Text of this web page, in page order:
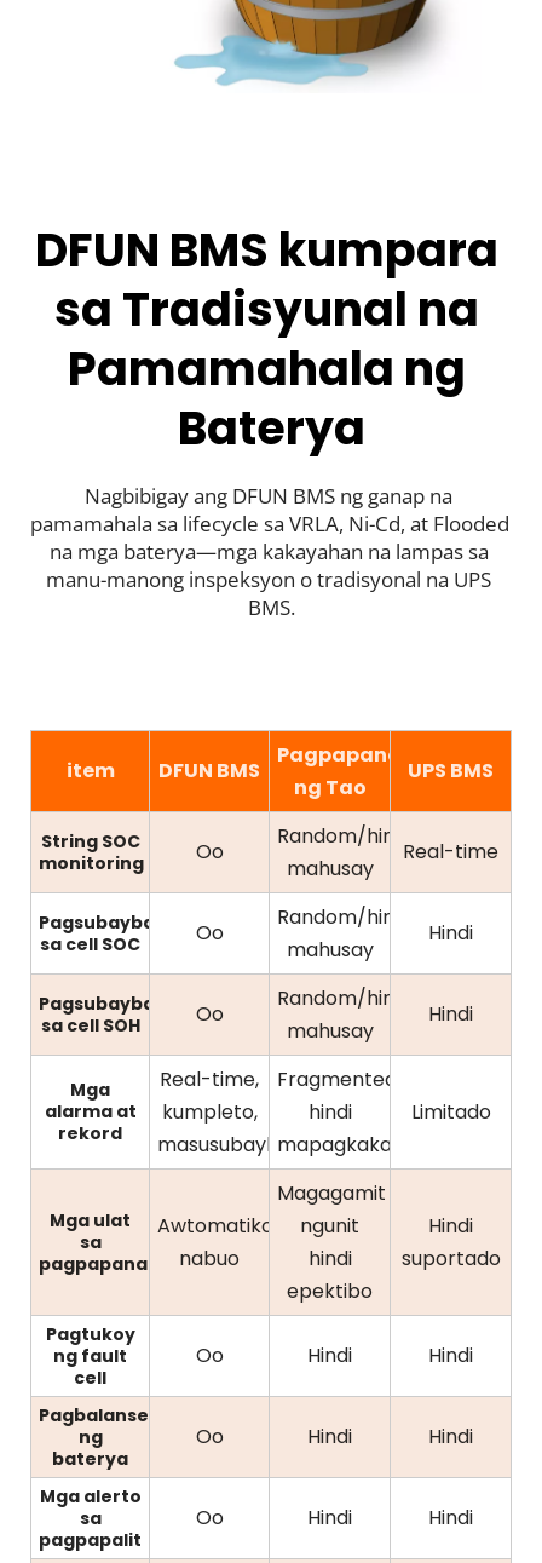
DFUN BMS kumpara
sa Tradisyunal na
Pamamahala ng
Baterya
Nagbibigay ang DFUN BMS ng ganap na
pamamahala sa lifecycle sa VRLA, Ni-Cd, at Flooded
na mga baterya—mga kakayahan na lampas sa
manu-manong inspeksyon o tradisyonal na UPS
BMS.
item DFUN BMS
Pagpapanatili
ng Tao
UPS BMS
String SOC
monitoring
Oo
Random/hindi
mahusay
Real-time
Pagsubaybay
sa cell SOC
Oo
Random/hindi
mahusay
Hindi
Pagsubaybay
sa cell SOH
Oo
Random/hindi
mahusay
Hindi
Mga
alarma at
rekord
Real-time,
kumpleto,
masusubaybayan
Fragmented,
hindi
mapagkakatiwalaan
Limitado
Mga ulat
sa
pagpapanatili
Awtomatikong
nabuo
Magagamit
ngunit
hindi
epektibo
Hindi
suportado
Pagtukoy
ng fault
cell
Oo Hindi Hindi
Pagbalanse
ng
baterya
Oo Hindi Hindi
Mga alerto
sa
pagpapalit
Oo Hindi Hindi